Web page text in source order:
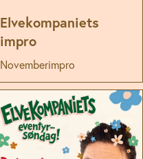
Elvekompaniets
impro
Novemberimpro